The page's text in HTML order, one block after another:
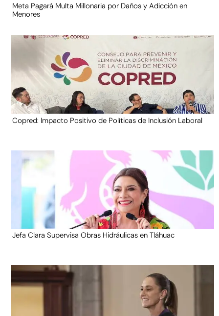
Meta Pagará Multa Millonaria por Daños y Adicción en
Menores
Copred: Impacto Positivo de Políticas de Inclusión Laboral
Jefa Clara Supervisa Obras Hidráulicas en Tláhuac